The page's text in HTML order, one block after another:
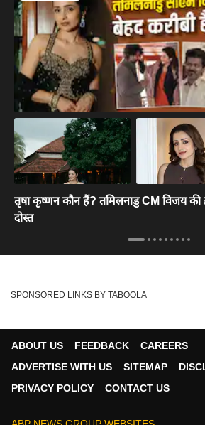
तृषा कृष्णन कौन हैं? तमिलनाडु CM विजय
दोस्त
SPONSORED LINKS BY TABOOLA
ABOUT US FEEDBACK
CAREERS
ADVERTISE WITH US
SITEMAP
PRIVACY POLICY
CONTACT US